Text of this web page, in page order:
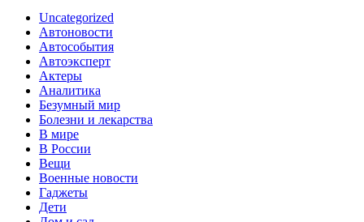
Uncategorized
Автоновости
Автособытия
Автоэксперт
Актеры
Аналитика
Безумный мир
Болезни и лекарства
В мире
В России
Вещи
Военные новости
Гаджеты
Дети